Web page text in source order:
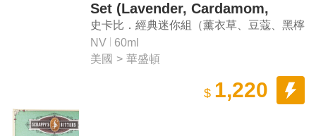
Set (Lavender, Cardamom,
Black Lemon, Orleans)
史卡比．經典迷你組（薰衣草、豆蔻、黑檸
檬、奧爾良）
NV
60ml
美國 > 華盛頓
$ 1,220